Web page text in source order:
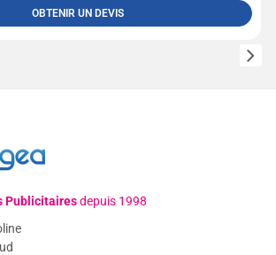
OBTENIR UN DEVIS
Publicitairesdepuis 1998